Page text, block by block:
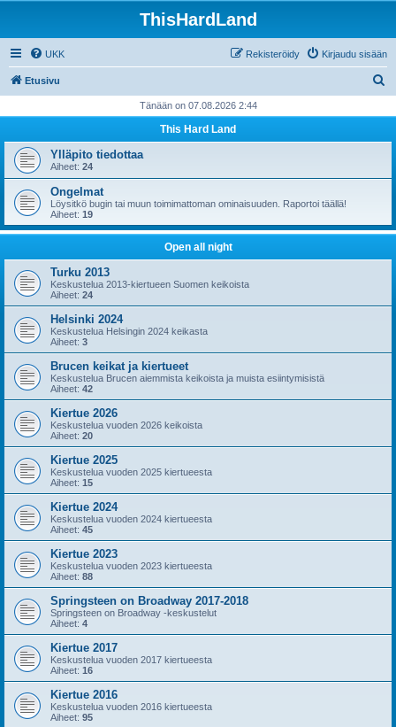
ThisHardLand
UKK Kirjaudu sisään
Rekisteröidy
Etusivu
i
Tänään on 07.08.2026 2:44
This Hard Land
Ylläpito tiedottaa
Aiheet: 24
Ongelmat
Löysitkö bugin tai muun toimimattoman ominaisuuden. Raportoi täällä!
Aiheet: 19
Open all night
Turku 2013
Keskustelua 2013-kiertueen Suomen keikoista
Aiheet: 24
Helsinki 2024
Keskustelua Helsingin 2024 keikasta
Aiheet: 3
Brucen keikat ja kiertueet
Keskustelua Brucen aiemmista keikoista ja muista esiintymisistä
Aiheet: 42
Kiertue 2026
Keskustelua vuoden 2026 keikoista
Aiheet: 20
Kiertue 2025
Keskustelua vuoden 2025 kiertueesta
Aiheet: 15
Kiertue 2024
Keskustelua vuoden 2024 kiertueesta
Aiheet: 45
Kiertue 2023
Keskustelua vuoden 2023 kiertueesta
Aiheet: 88
Springsteen on Broadway 2017-2018
Springsteen on Broadway -keskustelut
Aiheet: 4
Kiertue 2017
Keskustelua vuoden 2017 kiertueesta
Aiheet: 16
Kiertue 2016
Keskustelua vuoden 2016 kiertueesta
Aiheet: 95